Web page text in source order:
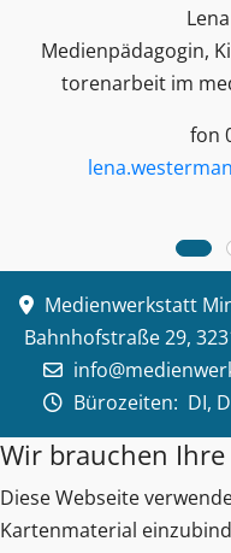
Medienpädagogin,
toren­arbeit im
fon
Medienwerkstatt
Bahnhofstraße 29,
Bürozeiten: DI,
Wir brauchen
Diese Webseite
Kartenmaterial